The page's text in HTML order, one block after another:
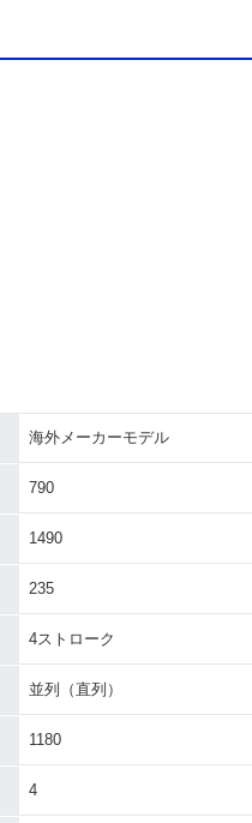
海外メーカーモデル
790
1490
235
4ストローク
並列（直列）
1180
4